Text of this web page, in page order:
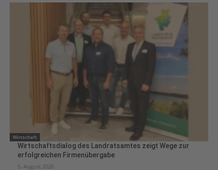
Wirtschaft
Wirtschaftsdialog des Landratsamtes zeigt Wege zur
erfolgreichen Firmenübergabe
5. August 2026